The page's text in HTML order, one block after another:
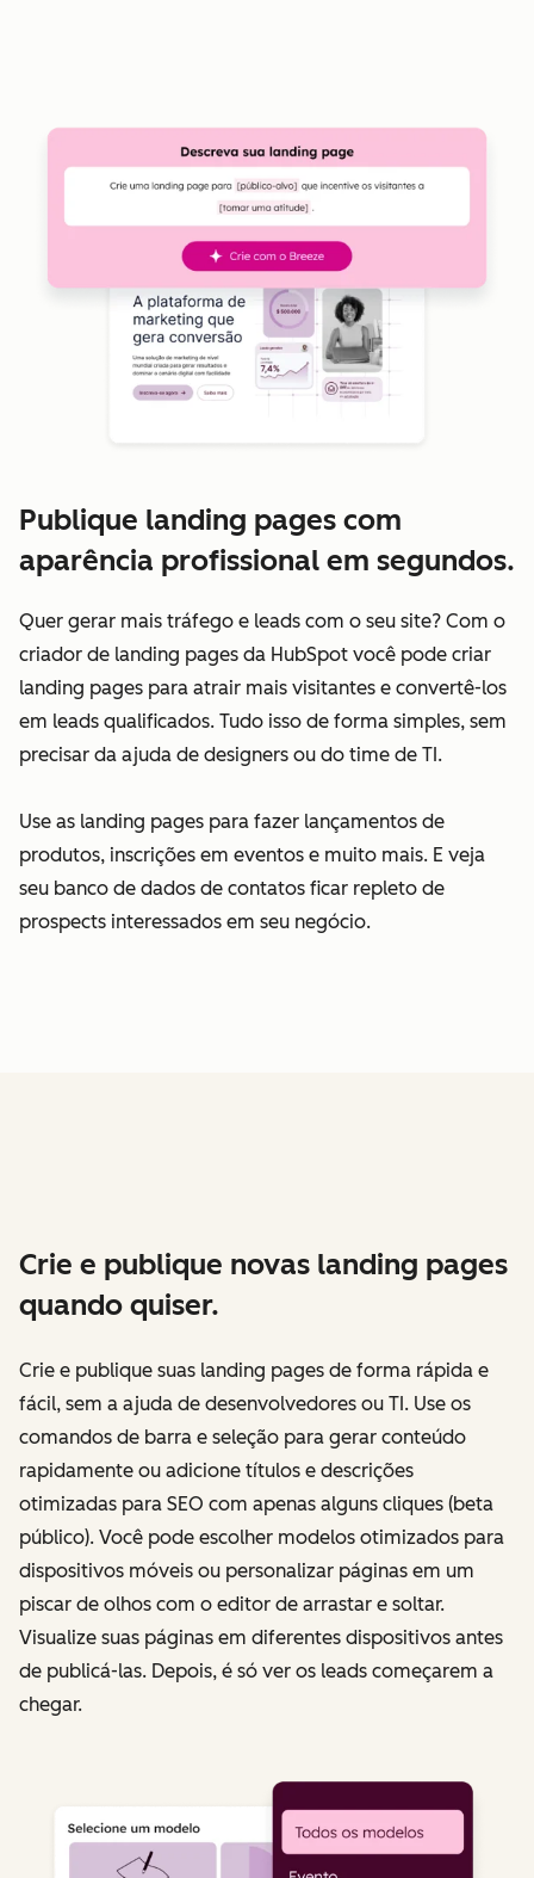
Publique landing pages com
aparência profissional em segundos.
Quer gerar mais tráfego e leads com o seu site? Com o
criador de landing pages da HubSpot você pode criar
landing pages para atrair mais visitantes e convertê-los
em leads qualificados. Tudo isso de forma simples, sem
precisar da ajuda de designers ou do time de TI.
Use as landing pages para fazer lançamentos de
produtos, inscrições em eventos e muito mais. E veja
seu banco de dados de contatos ficar repleto de
prospects interessados em seu negócio.
Crie e publique novas landing pages
quando quiser.
Crie e publique suas landing pages de forma rápida e
fácil, sem a ajuda de desenvolvedores ou TI. Use os
comandos de barra e seleção para gerar conteúdo
rapidamente ou adicione títulos e descrições
otimizadas para SEO com apenas alguns cliques (beta
público). Você pode escolher modelos otimizados para
dispositivos móveis ou personalizar páginas em um
piscar de olhos com o editor de arrastar e soltar.
Visualize suas páginas em diferentes dispositivos antes
de publicá-las. Depois, é só ver os leads começarem a
chegar.